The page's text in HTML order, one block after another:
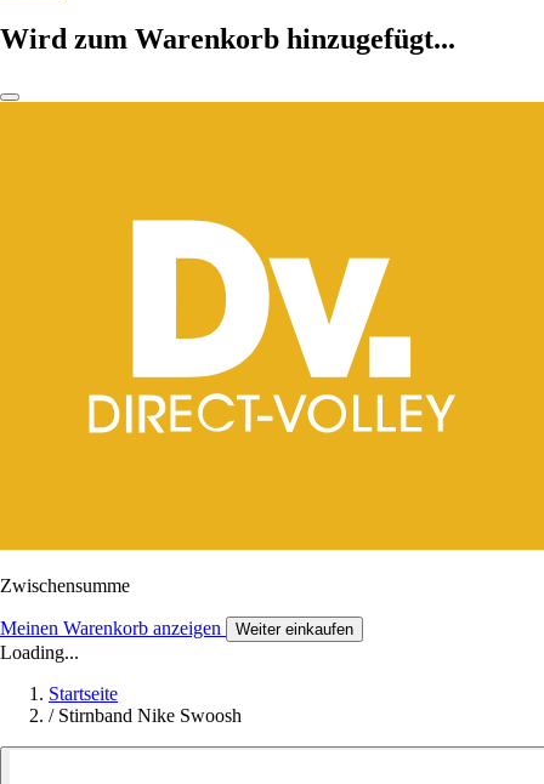
Wird zum Warenkorb hinzugefügt...
Zwischensumme
Meinen Warenkorb anzeigen Weiter einkaufen
Loading...
Startseite
/ Stirnband Nike Swoosh